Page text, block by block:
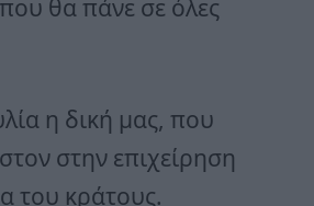
θα πάνε σε όλες
η δική μας, που
στην επιχείρηση
του κράτους.